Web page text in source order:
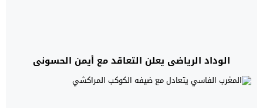
الوداد الرياضي يعلن التعاقد مع أيمن الحسوني